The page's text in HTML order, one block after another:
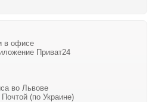
в офисе
Приват24
во Львове
(по Украине)